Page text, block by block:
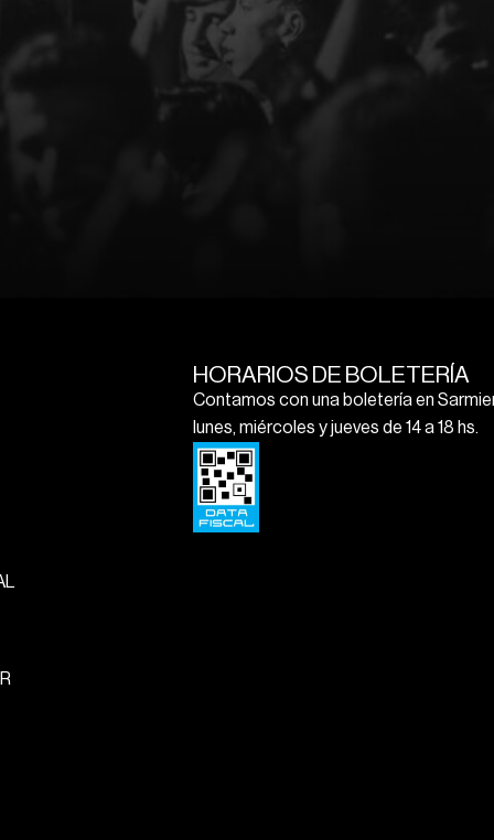
HORARIOS DE BOLETERÍA
Contamos con una boletería en
lunes, miércoles y jueves de 14 a 18 hs.